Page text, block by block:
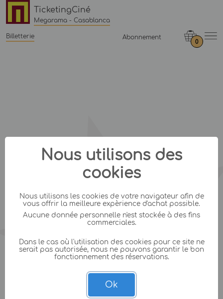
TicketingCiné
Megarama - Casablanca
Billetterie Abonnement
0
Nous utilisons des
cookies
Nous utilisons les cookies de votre navigateur afin de
vous offrir la meilleure expèrience d'achat possible.
Aucune donnée personnelle n'est stockée à des fins
commerciales.
Dans le cas où l'utilisation des cookies pour ce site ne
serait pas autorisée, nous ne pouvons garantir le bon
fonctionnement des réservations.
Ok